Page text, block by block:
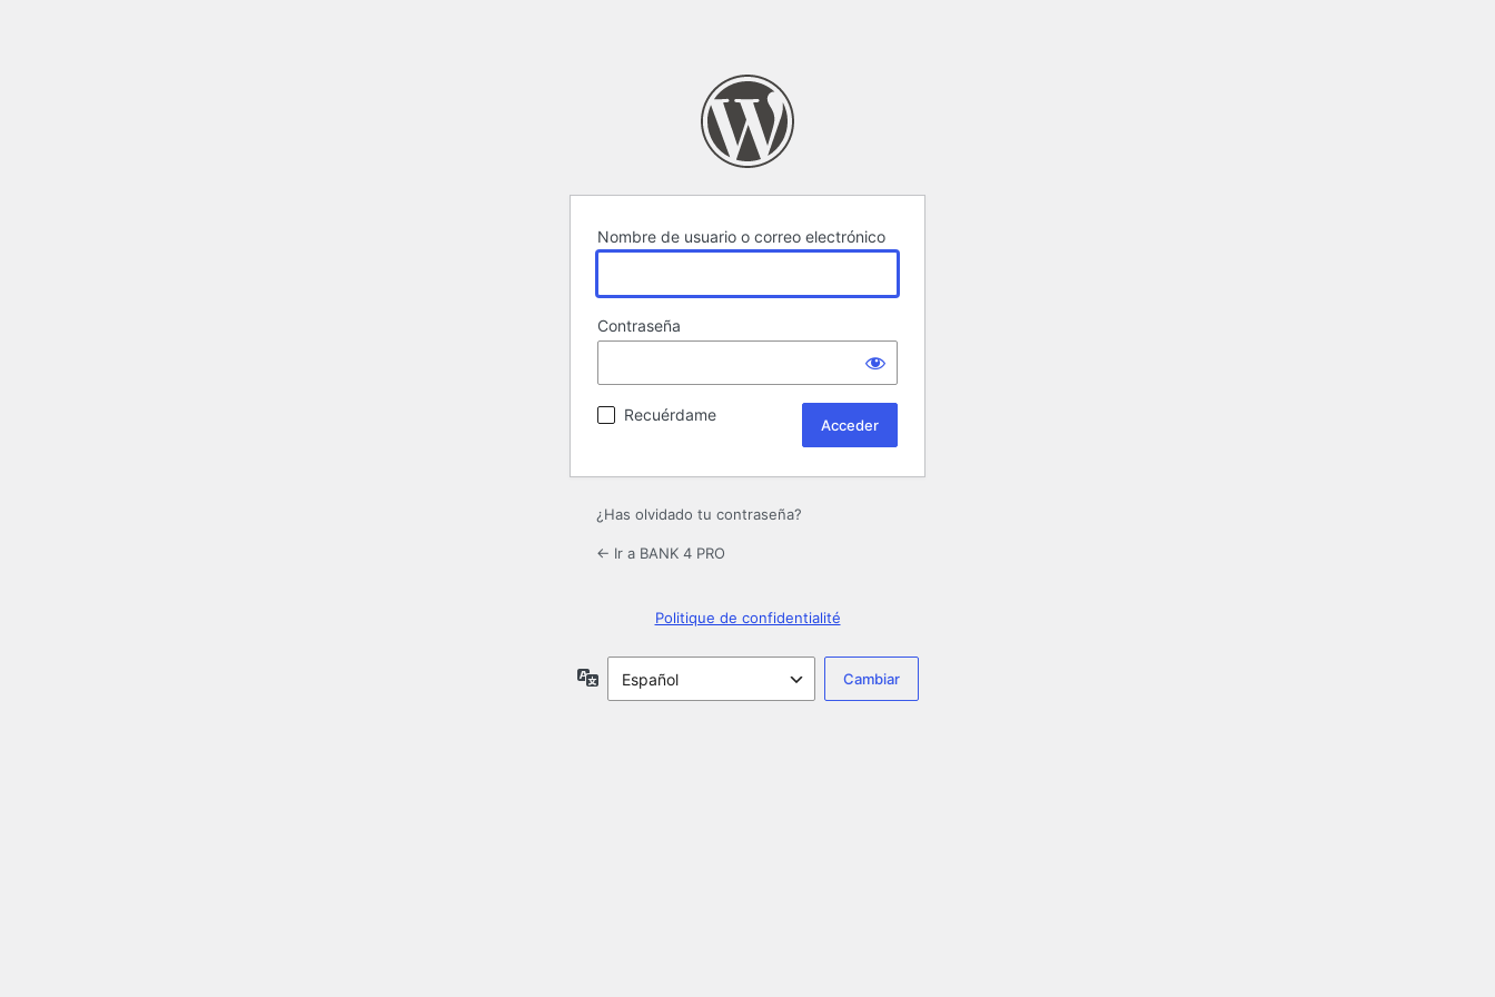
Nombre de usuario o correo electrónico
Contraseña
Recuérdame
¿Has olvidado tu contraseña?
← Ir a BANK 4 PRO
Politique de confidentialité
Idioma